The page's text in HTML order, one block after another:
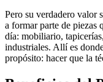
Pero su verdadero valor
a formar parte de piezas
día: mobiliario,
industriales. Allí es
propósito: hacer que la